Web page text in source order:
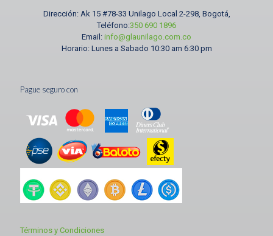
Dirección:Ak 15 #78-33 Unilago Local 2-298, Bogotá,
Teléfono:350 690 1896
Email: info@glaunilago.com.co
Horario:Lunes a Sabado 10:30 am 6:30 pm
Pague seguro con
Términos y Condiciones